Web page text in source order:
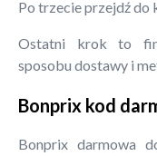
Po trzecie przejdź
Ostatni krok to
sposobu dostawy i
Bonprix kod
Bonprix darmowa